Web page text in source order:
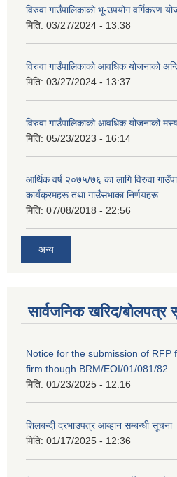
विरुवा गाउँपालिकाको भू-उपयोग वर्गिकरण
मिति: 03/27/2024 - 13:38
विरुवा गाउँपालिकाको आवधिक योजनाको
मिति: 03/27/2024 - 13:37
विरुवा गाउँपालिकाको आवधिक योजनाको
मिति: 05/23/2023 - 16:14
आर्थिक वर्ष २०७५/७६ का लागि विरुवा
कार्यक्रमहरू तथा गाउँसभाका निर्णयहरू
मिति: 07/08/2018 - 22:56
अन्य
सार्वजनिक खरिद/बोलपत्र
Notice for the submission of RFP
firm though BRM/EOI/01/081/82
मिति: 01/23/2025 - 12:16
शिलबन्दी दरभाउपत्र आब्हान सम्बन्धी सूचना
मिति: 01/17/2025 - 12:36